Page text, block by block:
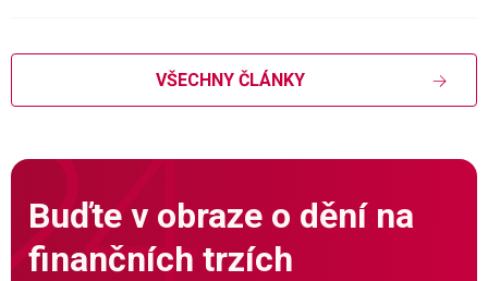
VŠECHNY ČLÁNKY
Buďte v obraze o dění na
finančních trzích